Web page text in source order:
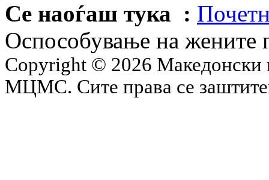
Се наоѓаш тука :
Оспособување на жените
Copyright © 2026 Македонски
МЦМС. Сите права се